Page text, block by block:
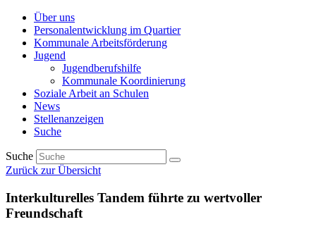
Über uns
Personalentwicklung im Quartier
Kommunale Arbeitsförderung
Jugend
Jugendberufshilfe
Kommunale Koordinierung
Soziale Arbeit an Schulen
News
Stellenanzeigen
Suche
Suche
Zurück zur Übersicht
Interkulturelles Tandem führte zu wertvoller
Freundschaft